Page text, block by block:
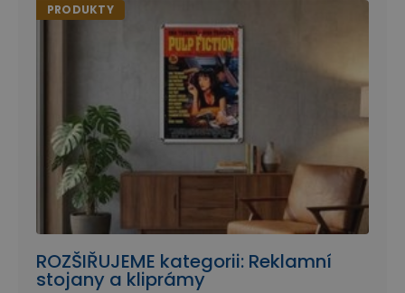
PRODUKTY
ROZŠIŘUJEME kategorii: Reklamní
stojany a kliprámy